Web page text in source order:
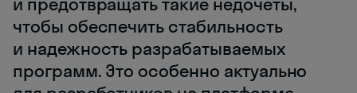
чтобы обеспечить стабильность
и надежность разрабатываемых
программ. Это особенно актуально